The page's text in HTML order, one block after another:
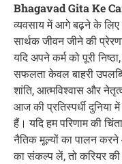
Bhagavad Gita Ke
व्यवसाय में आगे बढ़ने के
सार्थक जीवन जीने की
यदि अपने कर्म को पूरी
सफलता केवल बाहरी
शांति, आत्मविश्वास और
आज की प्रतिस्पर्धी दुनिया
हैं। यदि हम परिणाम की
नैतिक मूल्यों का पालन करने
का संकल्प लें, तो करियर